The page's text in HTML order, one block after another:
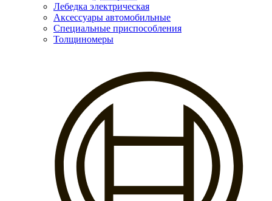
Лебедка электрическая
Аксессуары автомобильные
Специальные приспособления
Толщиномеры